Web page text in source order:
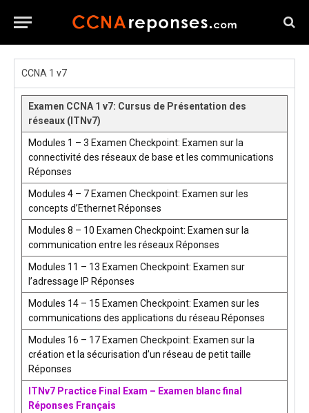
CCNA 1 v7
Examen CCNA 1 v7: Cursus de Présentation des
réseaux (ITNv7)
Modules 1 – 3 Examen Checkpoint: Examen sur la
connectivité des réseaux de base et les communications
Réponses
Modules 4 – 7 Examen Checkpoint: Examen sur les
concepts d’Ethernet Réponses
Modules 8 – 10 Examen Checkpoint: Examen sur la
communication entre les réseaux Réponses
Modules 11 – 13 Examen Checkpoint: Examen sur
l’adressage IP Réponses
Modules 14 – 15 Examen Checkpoint: Examen sur les
communications des applications du réseau Réponses
Modules 16 – 17 Examen Checkpoint: Examen sur la
création et la sécurisation d’un réseau de petit taille
Réponses
ITNv7 Practice Final Exam – Examen blanc final
Réponses Français